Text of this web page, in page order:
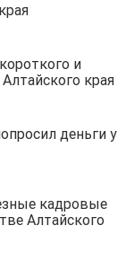
и
края
деньги у
кадровые
Алтайского